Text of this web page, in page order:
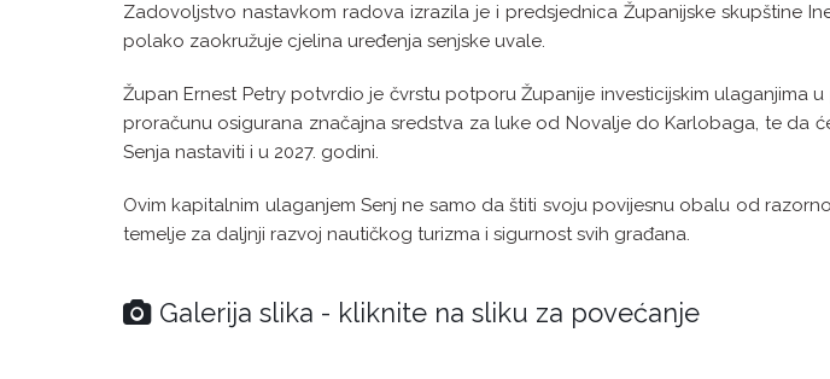
Zadovoljstvo nastavkom radova izrazila je i predsjednica Županijske skupštine
polako zaokružuje cjelina uređenja senjske uvale.
Župan Ernest Petry potvrdio je čvrstu potporu Županije investicijskim ulaganjima
proračunu osigurana značajna sredstva za luke od Novalje do Karlobaga, te da
Senja nastaviti i u 2027. godini.
Ovim kapitalnim ulaganjem Senj ne samo da štiti svoju povijesnu obalu od
temelje za daljnji razvoj nautičkog turizma i sigurnost svih građana.
Galerija slika - kliknite na sliku za povećanje